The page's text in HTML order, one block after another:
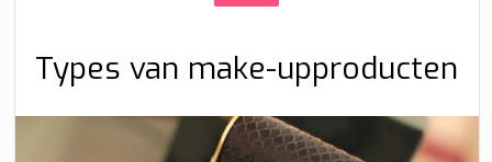
Types van make-upproducten